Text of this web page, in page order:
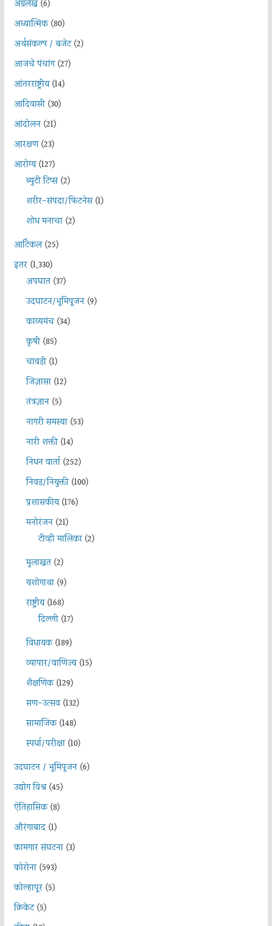
अग्रलेख(6)
अध्यात्मिक(80)
अर्थसंकल्प / बजेट(2)
आजचे पंचांग(27)
आंतरराष्ट्रीय(14)
आदिवासी(30)
आंदोलन(21)
आरक्षण(23)
आरोग्य(127)
ब्युटी टिप्स(2)
शरीर-संपदा/फिटनेस(1)
शोध मनाचा(2)
आर्टिकल(25)
इतर(1,330)
अपघात(37)
उदघाटन/भूमिपूजन(9)
काव्यमंच(34)
कृषी(85)
चावडी(1)
जिज्ञासा(12)
तंत्रज्ञान(5)
नागरी समस्या(53)
नारी शक्ती(14)
निधन वार्ता(252)
निवड/नियुक्ती(100)
प्रशासकीय(176)
मनोरंजन(21)
टीव्ही मालिका(2)
मुलाखत(2)
यशोगाथा(9)
राष्ट्रीय(168)
दिल्ली(17)
विधायक(189)
व्यापार/वाणिज्य(15)
शैक्षणिक(129)
सण-उत्सव(132)
सामाजिक(148)
स्पर्धा/परीक्षा(10)
उदघाटन / भूमिपूजन(6)
उद्योग विश्व(45)
ऐतिहासिक(8)
औरंगाबाद(1)
कामगार संघटना(3)
कोरोना(593)
कोल्हापूर(5)
क्रिकेट(5)